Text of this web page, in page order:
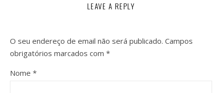
LEAVE A REPLY
O seu endereço de email não será publicado. Campos
obrigatórios marcados com *
Nome *